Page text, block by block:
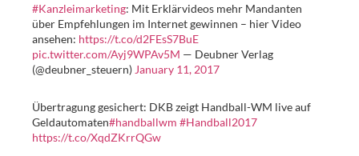
#Kanzleimarketing: Mit Erklärvideos mehr Mandanten
über Empfehlungen im Internet gewinnen – hier Video
ansehen: https://t.co/d2FEsS7BuE
pic.twitter.com/Ayj9WPAv5M — Deubner Verlag
(@deubner_steuern) January 11, 2017
Übertragung gesichert: DKB zeigt Handball-WM live auf
Geldautomaten#handballwm #Handball2017
https://t.co/XqdZKrrQGw